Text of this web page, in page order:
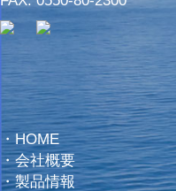
・HOME
・会社概要
・製品情報